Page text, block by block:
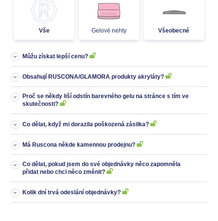
Vše Gelové nehty Všeobecné
Můžu získat lepší cenu?
Obsahují RUSCONA/GLAMORA produkty akryláty?
Proč se někdy liší odstín barevného gelu na stránce s tím ve
skutečnosti?
Co dělat, když mi dorazila poškozená zásilka?
Má Ruscona někde kamennou prodejnu?
Co dělat, pokud jsem do své objednávky něco zapomněla
přidat nebo chci něco změnit?
Kolik dní trvá odeslání objednávky?